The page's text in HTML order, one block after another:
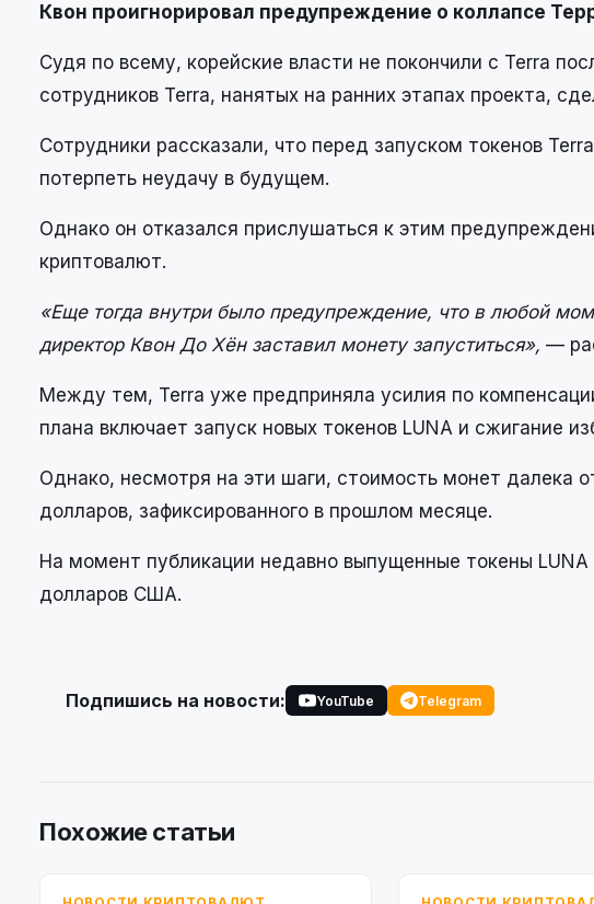
Квон проигнорировал предупреждение о коллапсе
Судя по всему, корейские власти не покончили с Terra
сотрудников Terra, нанятых на ранних этапах проекта,
Сотрудники рассказали, что перед запуском токенов
потерпеть неудачу в будущем.
Однако он отказался прислушаться к этим
криптовалют.
«Еще тогда внутри было предупреждение, что в любой
директор Квон До Хён заставил монету запуститься», —
Между тем, Terra уже предприняла усилия по
плана включает запуск новых токенов LUNA и сжигание
Однако, несмотря на эти шаги, стоимость монет далека
долларов, зафиксированного в прошлом месяце.
На момент публикации недавно выпущенные токены LUNA
долларов США.
Подпишись на новости: YouTube Telegram
Похожие статьи